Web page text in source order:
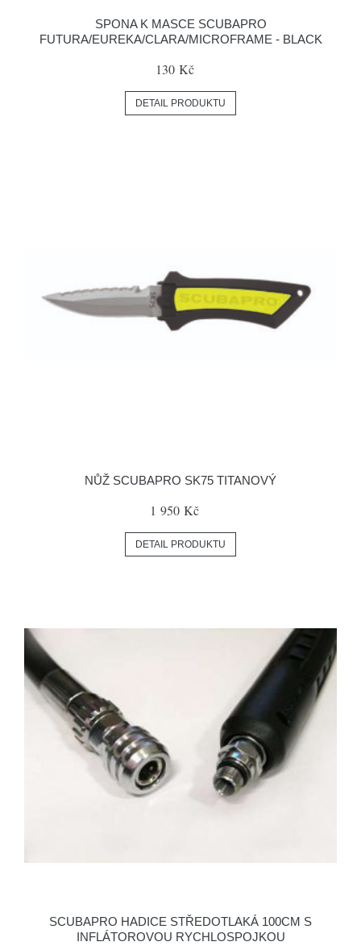
SPONA K MASCE SCUBAPRO
FUTURA/EUREKA/CLARA/MICROFRAME - BLACK
130 Kč
DETAIL PRODUKTU
NŮŽ SCUBAPRO SK75 TITANOVÝ
1 950 Kč
DETAIL PRODUKTU
SCUBAPRO HADICE STŘEDOTLAKÁ 100CM S
INFLÁTOROVOU RYCHLOSPOJKOU